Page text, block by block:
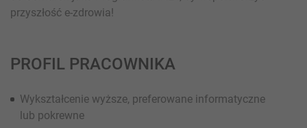
przyszłość e-zdrowia!
PROFIL PRACOWNIKA
Wykształcenie wyższe, preferowane informatyczne
lub pokrewne